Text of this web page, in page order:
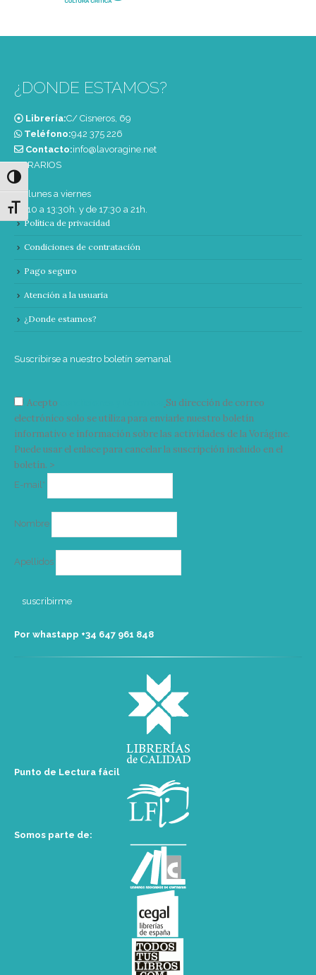
Alternar alto contraste
Alternar tamaño de letra
¿DONDE ESTAMOS?
Librería:C/ Cisneros, 69
Teléfono:‭942 375 226‬
Contacto:info@lavoragine.net
HORARIOS
De lunes a viernes
de 10 a 13:30h. y de 17:30 a 21h.
Política de privacidad
Condiciones de contratación
Pago seguro
Atención a la usuaria
¿Donde estamos?
Suscribirse a nuestro boletín semanal
Acepto
Su dirección de correo
electrónico solo se utiliza para enviarle nuestro boletín
informativo e información sobre las actividades de la Vorágine.
Puede usar el enlace para cancelar la suscripción incluido en el
boletín. >
E-mail*
Nombre
Apellidos
Por whastapp +34 ‭647 961 848‬
Punto de Lectura fácil
Somos parte de: